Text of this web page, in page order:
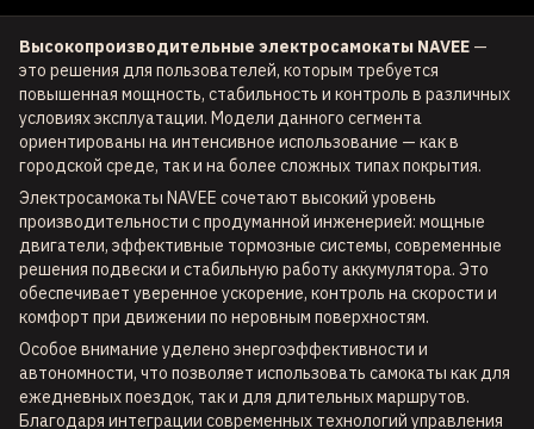
Высокопроизводительные электросамокаты NAVEE —
это решения для пользователей, которым требуется
повышенная мощность, стабильность и контроль в различных
условиях эксплуатации. Модели данного сегмента
ориентированы на интенсивное использование — как в
городской среде, так и на более сложных типах покрытия.
Электросамокаты NAVEE сочетают высокий уровень
производительности с продуманной инженерией: мощные
двигатели, эффективные тормозные системы, современные
решения подвески и стабильную работу аккумулятора. Это
обеспечивает уверенное ускорение, контроль на скорости и
комфорт при движении по неровным поверхностям.
Особое внимание уделено энергоэффективности и
автономности, что позволяет использовать самокаты как для
ежедневных поездок, так и для длительных маршрутов.
Благодаря интеграции современных технологий управления